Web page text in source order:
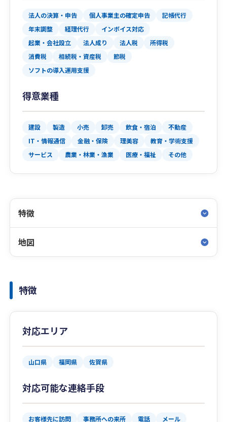
法人の決算・申告 個人事業主の確定申告
記帳代行
年末調整
経理代行
インボイス対応
起業・会社設立
法人成り 法人税
所得税
消費税
相続税・資産税
節税
ソフトの導入運用支援
得意業種
建設 製造 小売 卸売 飲食・宿泊
不動産
IT・情報通信
金融・保険 理美容
教育・学術支援
サービス
農業・林業・漁業 医療・福祉 その他
特徴
地図
特徴
対応エリア
山口県 福岡県 佐賀県
対応可能な連絡手段
お客様先に訪問 事務所への来所 電話
メール